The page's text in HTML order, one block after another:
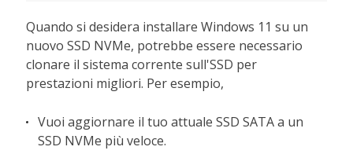
Quando si desidera installare Windows 11 su un
nuovo SSD NVMe, potrebbe essere necessario
clonare il sistema corrente sull'SSD per
prestazioni migliori. Per esempio,
Vuoi aggiornare il tuo attuale SSD SATA a un
SSD NVMe più veloce.